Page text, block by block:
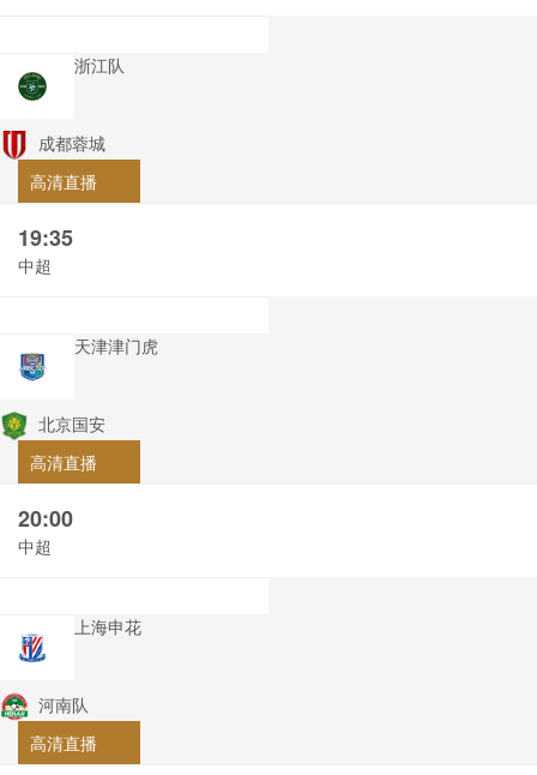
浙江队
成都蓉城
高清直播
19:35
中超
天津津门虎
北京国安
高清直播
20:00
中超
上海申花
河南队
高清直播